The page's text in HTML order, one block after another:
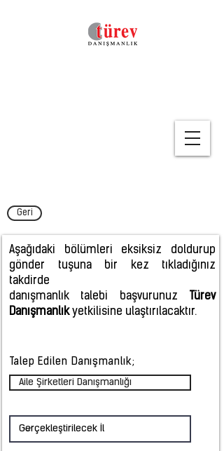
Geri
Aşağıdaki bölümleri eksiksiz doldurup
gönder tuşuna bir kez tıkladığınız
takdirde
danışmanlık talebi başvurunuz Türev
Danışmanlıkyetkilisine ulaştırılacaktır.
Talep Edilen Danışmanlık;
Aile Şirketleri Danışmanlığı